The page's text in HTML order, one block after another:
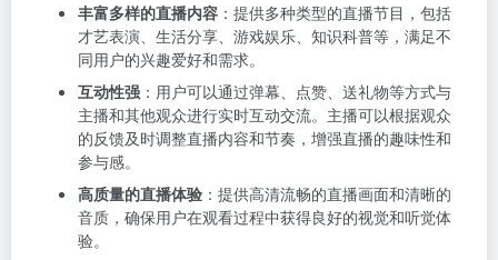
丰富多样的直播内容 ：提供多种类型的直播节目，包括
才艺表演、生活分享、游戏娱乐、知识科普等，满足不
同用户的兴趣爱好和需求。
互动性强 ：用户可以通过弹幕、点赞、送礼物等方式与
主播和其他观众进行实时互动交流。主播可以根据观众
的反馈及时调整直播内容和节奏，增强直播的趣味性和
参与感。
高质量的直播体验 ：提供高清流畅的直播画面和清晰的
音质，确保用户在观看过程中获得良好的视觉和听觉体
验。